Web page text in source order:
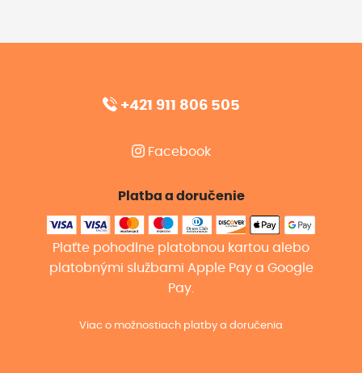
+421 911 806 505
Facebook
Platba a doručenie
Plaťte pohodlne platobnou kartou alebo
platobnými službami Apple Pay a Google
Pay.
Viac o možnostiach platby a doručenia